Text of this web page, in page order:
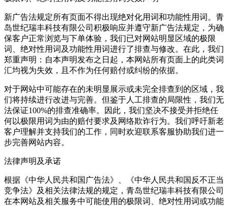
新广告法规定所有页面不得出现绝对化用词和功能性用词。青
岛世纪瑞丰科技有限公司积极响应并遵守新广告法规定，为确
保客户正常浏览与下单体验，我们已对网站明显区域的极限
词、绝对性用词及功能性用词进行了排查与修改。在此，我们
郑重声明：自本声明发布之日起，本网站所有页面上的此类词
汇均视为失效，且不作为任何赔付或纠纷的依据。
对于网站中可能存在的未明显展示或未完全排查到的区域，我
们将持续进行改进与完善。但鉴于人工排查的局限性，我们无
法保证100%的排查准确率。因此，我们坚决不接受并拒绝任
何以极限用词为由的赔付要求及网络欺诈行为。我们呼吁新老
客户理解并支持我们的工作，同时欢迎联系客服协助我们进一
步完善网站内容。
法律声明及承诺
根据《中华人民共和国广告法》、《中华人民共和国反不正当
竞争法》及相关法律法规的规定，青岛世纪瑞丰科技有限公司
在本网站及相关服务中可能使用的极限词、绝对性用词或功能